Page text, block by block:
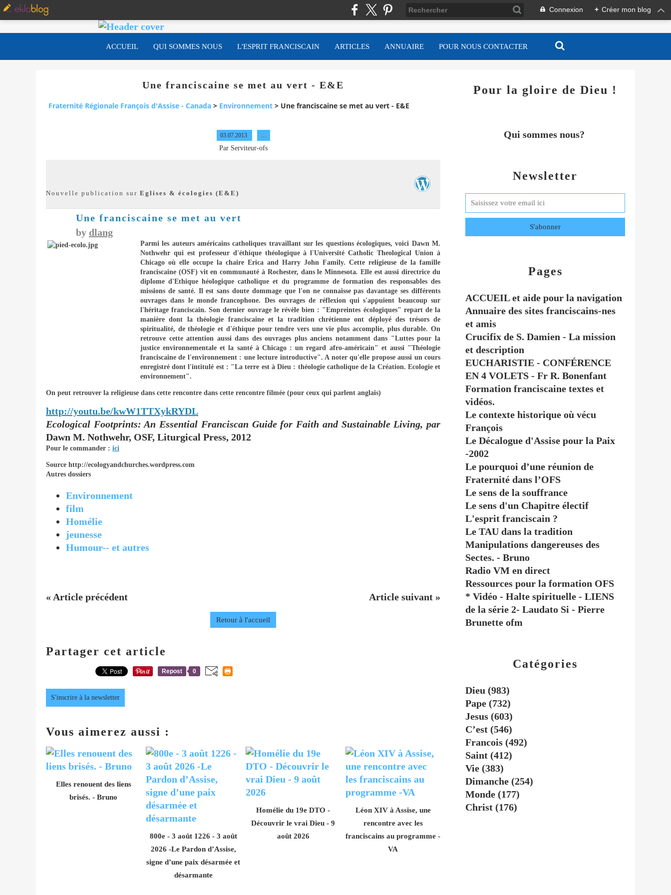
Connexion + Créer mon blog
ACCUEIL QUI SOMMES NOUS L'ESPRIT FRANCISCAIN ARTICLES ANNUAIRE POUR NOUS CONTACTER
Une franciscaine se met au vert - E&E
Fraternité Régionale François d'Assise - Canada > Environnement > Une franciscaine se met au vert - E&E
03.07.2013
Par Serviteur-ofs
Nouvelle publication sur Eglises & écologies (E&E)
Une franciscaine se met au vert
by dlang
Parmi les auteurs américains catholiques travaillant sur les questions écologiques, voici Dawn M.
Nothwehr qui est professeur d'éthique théologique à l'Université Catholic Theological Union à
Chicago où elle occupe la chaire Erica and Harry John Family. Cette religieuse de la famille
franciscaine (OSF) vit en communauté à Rochester, dans le Minnesota. Elle est aussi directrice du
diplome d'Ethique héologique catholique et du programme de formation des responsables des
missions de santé. Il est sans doute dommage que l'on ne connaisse pas davantage ses différents
ouvrages dans le monde francophone. Des ouvrages de réflexion qui s'appuient beaucoup sur
l'héritage franciscain. Son dernier ouvrage le révèle bien : "Empreintes écologiques" repart de la
manière dont la théologie franciscaine et la tradition chrétienne ont déployé des trésors de
spiritualité, de théologie et d'éthique pour tendre vers une vie plus accomplie, plus durable. On
retrouve cette attention aussi dans des ouvrages plus anciens notamment dans "Luttes pour la
justice environnementale et la santé à Chicago : un regard afro-américain" et aussi "Théologie
franciscaine de l'environnement : une lecture introductive". A noter qu'elle propose aussi un cours
enregistré dont l'intitulé est : "La terre est à Dieu : théologie catholique de la Création. Ecologie et
environnement".
On peut retrouver la religieuse dans cette rencontre dans cette rencontre filmée (pour ceux qui parlent anglais)
http://youtu.be/kwW1TTXykRYDL
Ecological Footprints: An Essential Franciscan Guide for Faith and Sustainable Living, par
Dawn M. Nothwehr, OSF, Liturgical Press, 2012
Pour le commander : ici
Source http://ecologyandchurches.wordpress.com
Autres dossiers
Environnement
film
Homélie
jeunesse
Humour-- et autres
« Article précédent Article suivant »
Retour à l'accueil
Partager cet article
Repost 0
S'inscrire à la newsletter
Vous aimerez aussi :
Elles renouent des liens
brisés. - Bruno
800e - 3 août 1226 - 3 août
2026 -Le Pardon d’Assise,
signe d’une paix désarmée et
désarmante
Homélie du 19e DTO -
Découvrir le vrai Dieu - 9
août 2026
Léon XIV à Assise, une
rencontre avec les
franciscains au programme -
VA
Newsletter
Catégories
Dieu (983)
Pape (732)
Jesus (603)
C’est (546)
Francois (492)
Saint (412)
Vie (383)
Dimanche (254)
Monde (177)
Christ (176)
Pages
ACCUEIL et aide pour la navigation
Annuaire des sites franciscains-nes
et amis
Crucifix de S. Damien - La mission
et description
EUCHARISTIE - CONFÉRENCE
EN 4 VOLETS - Fr R. Bonenfant
Formation franciscaine textes et
vidéos.
Le contexte historique où vécu
François
Le Décalogue d'Assise pour la Paix
-2002
Le pourquoi d’une réunion de
Fraternité dans l’OFS
Le sens de la souffrance
Le sens d'un Chapitre électif
L'esprit franciscain ?
Le TAU dans la tradition
Manipulations dangereuses des
Sectes. - Bruno
Radio VM en direct
Ressources pour la formation OFS
* Vidéo - Halte spirituelle - LIENS
de la série 2- Laudato Si - Pierre
Brunette ofm
Pour la gloire de Dieu !
Qui sommes nous?